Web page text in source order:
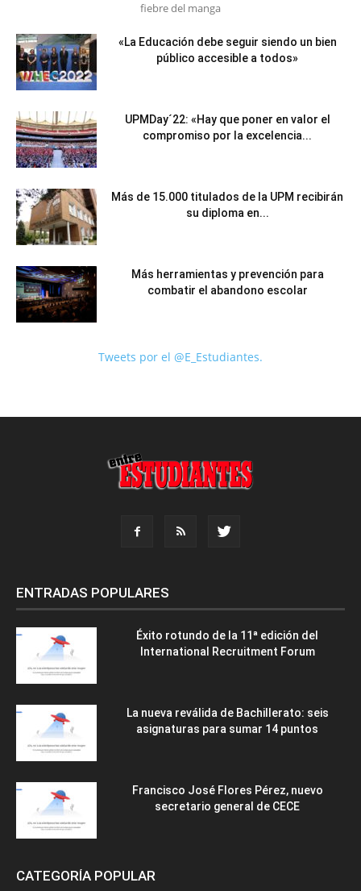
fiebre del manga
«La Educación debe seguir siendo un bien
público accesible a todos»
UPMDay´22: «Hay que poner en valor el
compromiso por la excelencia...
Más de 15.000 titulados de la UPM recibirán
su diploma en...
Más herramientas y prevención para
combatir el abandono escolar
Tweets por el @E_Estudiantes.
ENTRADAS POPULARES
Éxito rotundo de la 11ª edición del
International Recruitment Forum
La nueva reválida de Bachillerato: seis
asignaturas para sumar 14 puntos
Francisco José Flores Pérez, nuevo
secretario general de CECE
CATEGORÍA POPULAR